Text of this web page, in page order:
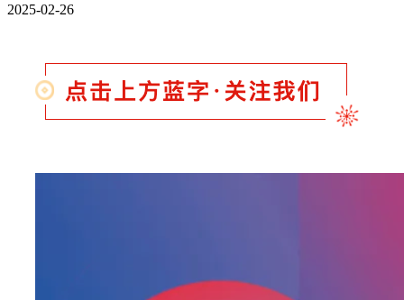
2025-02-26